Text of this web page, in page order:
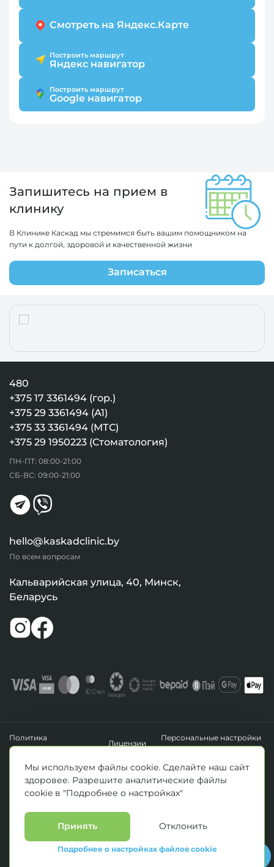
Смотреть на Яндекс.Карте
Построить маршрут
Яндекс навигатор
Построить маршрут
Google навигатор
Запишитесь на прием в
клинику
В Клинике Каскад мы стремимся быть вашим помощником на
пути к долгой, здоровой и качественной жизни
Записаться
480
+375 17 3361494 (гор.)
+375 29 3361494 (А1)
+375 33 3361494 (МТС)
+375 29 1950223 (Стоматология)
ПН-ПТ: 08:00-21:00
СБ-ВС: 09:00-21:00
hello@kaskadclinic.by
По всем вопросам
Кальварийская улица, 40, Минск,
Беларусь
Политика
конфиденциальности
Лицензии
Персональные настройки
файлов cookie
Зарегистрировано Минским горисполкомом 14.04.2020 г.
© Все права защищены 2026. ООО «Клиника Каскад»
Материалы, размещенные на данной странице, носят информационный
должны использовать их в качестве медицинских рекомендаций.
Определение диагноза и выбор методики лечения остается исключительной
прерогативой вашего лечащего врача! * Цены, указанные на сайте
приведены как справочная информация и не являются публичной офертой.
С полным прейскурантом на оказываемые медицинские услуги можно
Мы используем файлы cookie. Сделайте наш сайт
здоровее. Разрешите аналитические файлы
cookie в "Подробнее о настройках"
Принять Отклонить
Подробнее о настройках файлов cookie